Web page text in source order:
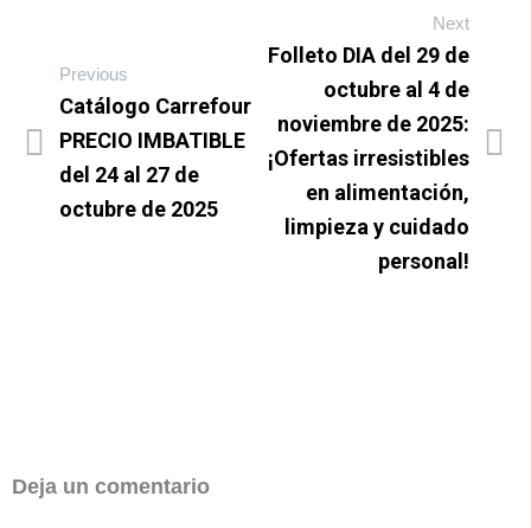
Previous
Catálogo Carrefour
PRECIO IMBATIBLE
del 24 al 27 de
octubre de 2025
Next
Folleto DIA del 29 de
octubre al 4 de
noviembre de 2025:
¡Ofertas irresistibles
en alimentación,
limpieza y cuidado
personal!
Deja un comentario